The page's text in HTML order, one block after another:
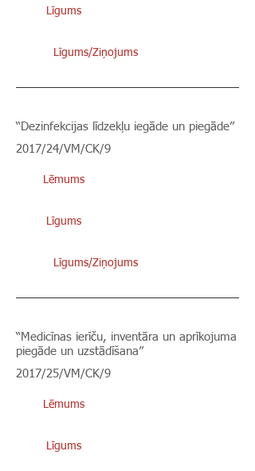
Līgums
Līgums/Ziņojums
“Dezinfekcijas līdzekļu iegāde un piegāde”
2017/24/VM/CK/9
Lēmums
Līgums
Līgums/Ziņojums
“Medicīnas ierīču, inventāra un aprīkojuma
piegāde un uzstādīšana”
2017/25/VM/CK/9
Lēmums
Līgums